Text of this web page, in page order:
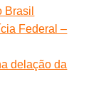
Brasil
Federal –
delação da